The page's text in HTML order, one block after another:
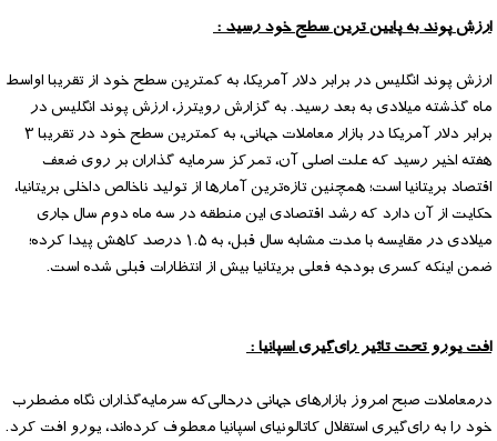
ارزش پوند به پایین ترین سطح خود رسید :
ارزش پوند انگلیس در برابر دلار آمریکا، به کمترین سطح خود از تقریبا اواسط
ماه گذشته میلادی به بعد رسید. به گزارش رویترز، ارزش پوند انگلیس در
برابر دلار آمریکا در بازار معاملات جهانی، به کمترین سطح خود در تقریبا ۳
هفته اخیر رسید که علت اصلی آن، تمرکز سرمایه گذاران بر روی ضعف
اقتصاد بریتانیا است؛ همچنین تازه‌ترین آمارها از تولید ناخالص داخلی بریتانیا،
حکایت از آن دارد که رشد اقتصادی این منطقه در سه ماه دوم سال جاری
میلادی در مقایسه با مدت مشابه سال قبل، به ۱.۵ درصد کاهش پیدا کرده؛
ضمن اینکه کسری بودجه فعلی بریتانیا بیش از انتظارات قبلی شده است.
افت یورو تحت تاثیر رای‌گیری اسپانیا :
درمعاملات صبح امروز بازارهای جهانی درحالی‌که سرمایه‌گذاران نگاه مضطرب
خود را به رای‌گیری استقلال کاتالونیای اسپانیا معطوف کرده‌اند، یورو افت کرد.